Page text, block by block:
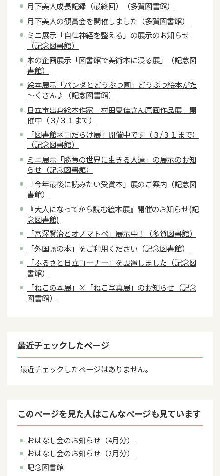
月下美人成長記録（最終回）（多賀図書館）
月下美人の観賞会を開催しました（多賀図書館）
ミニ展示「自律神経を整える」の展示のお知らせ
（記念図書館）
本の企画展示「図書館で美術本に浸る展」（記念図
書館）
絵本展示「パンダとどうぶつ園」どうぶつ絵本がた
～くさん♪（記念図書館）
日立市出身絵本作家 村田夏佳さん原画作品展 開
催中（３/３１まで）
「図書館ネコだらけ展」開催中です（３/３１まで）
（記念図書館）
ミニ展示「勝負の世界に生きる人達」の展示のお知
らせ（記念図書館）
「今年最後に読みたい受賞本」展のご案内（記念図
書館）
『大人になってから読む絵本展』開催のお知らせ(記
念図書館)
「宮澤賢治とオノマトペ」展示中！（多賀図書館）
「外国語の本」をご利用ください（記念図書館）
「ふるさと日立コーナー」を設置しました（記念図
書館）
「ねこの本展」×「ねこ写真展」のお知らせ（記念
図書館）
最近チェックしたページ
最近チェックしたページはありません。
このページを見た人はこんなページも見ています
おはなし会のお知らせ（4月分）
おはなし会のお知らせ（2月分）
記念図書館